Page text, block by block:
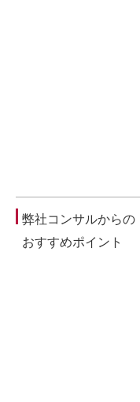
弊社コンサルからの
おすすめポイント